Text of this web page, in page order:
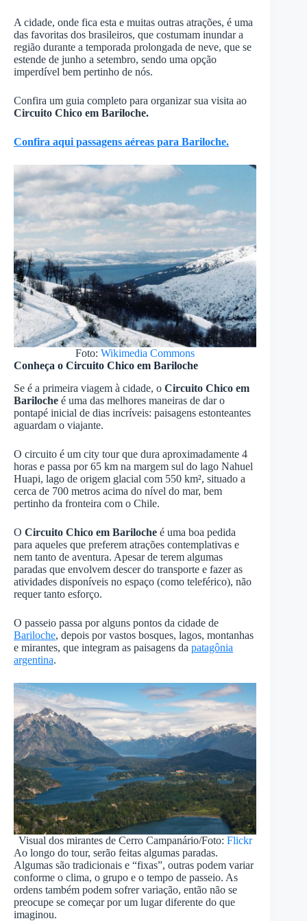
A cidade, onde fica esta e muitas outras atrações, é uma
das favoritas dos brasileiros, que costumam inundar a
região durante a temporada prolongada de neve, que se
estende de junho a setembro, sendo uma opção
imperdível bem pertinho de nós.
Confira um guia completo para organizar sua visita ao
Circuito Chico em Bariloche.
Confira aqui passagens aéreas para Bariloche.
Foto:Wikimedia Commons
Conheça o Circuito Chico em Bariloche
Se é a primeira viagem à cidade, o Circuito Chico em
Bariloche é uma das melhores maneiras de dar o
pontapé inicial de dias incríveis: paisagens estonteantes
aguardam o viajante.
O circuito é um city tour que dura aproximadamente 4
horas e passa por 65 km na margem sul do lago Nahuel
Huapi, lago de origem glacial com 550 km², situado a
cerca de 700 metros acima do nível do mar, bem
pertinho da fronteira com o Chile.
O Circuito Chico em Bariloche é uma boa pedida
para aqueles que preferem atrações contemplativas e
nem tanto de aventura. Apesar de terem algumas
paradas que envolvem descer do transporte e fazer as
atividades disponíveis no espaço (como teleférico), não
requer tanto esforço.
O passeio passa por alguns pontos da cidade de
Bariloche, depois por vastos bosques, lagos, montanhas
e mirantes, que integram as paisagens da patagônia
argentina.
Visual dos mirantes de Cerro Campanário/Foto: Flickr
Ao longo do tour, serão feitas algumas paradas.
Algumas são tradicionais e “fixas”, outras podem variar
conforme o clima, o grupo e o tempo de passeio. As
ordens também podem sofrer variação, então não se
preocupe se começar por um lugar diferente do que
imaginou.